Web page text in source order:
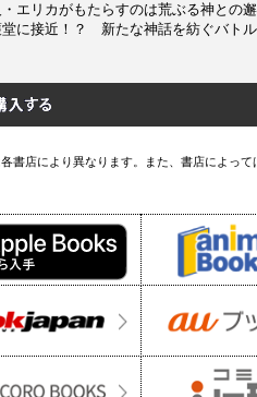
エリカがもたらすのは荒ぶる神との
に接近！？ 新たな神話を紡ぐバトル
書店により異なります。また、書店によっ